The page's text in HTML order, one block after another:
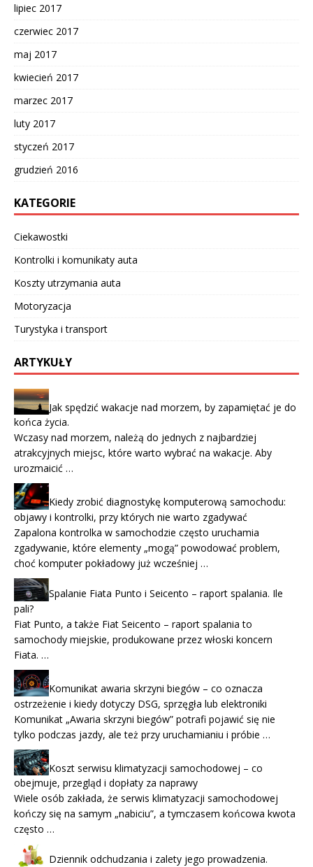
lipiec 2017
czerwiec 2017
maj 2017
kwiecień 2017
marzec 2017
luty 2017
styczeń 2017
grudzień 2016
KATEGORIE
Ciekawostki
Kontrolki i komunikaty auta
Koszty utrzymania auta
Motoryzacja
Turystyka i transport
ARTYKUŁY
Jak spędzić wakacje nad morzem, by zapamiętać je do
końca życia.
Wczasy nad morzem, należą do jednych z najbardziej
atrakcyjnych miejsc, które warto wybrać na wakacje. Aby
urozmaicić …
Kiedy zrobić diagnostykę komputerową samochodu:
objawy i kontrolki, przy których nie warto zgadywać
Zapalona kontrolka w samochodzie często uruchamia
zgadywanie, które elementy „mogą” powodować problem,
choć komputer pokładowy już wcześniej …
Spalanie Fiata Punto i Seicento – raport spalania. Ile
pali?
Fiat Punto, a także Fiat Seicento – raport spalania to
samochody miejskie, produkowane przez włoski koncern
Fiata. …
Komunikat awaria skrzyni biegów – co oznacza
ostrzeżenie i kiedy dotyczy DSG, sprzęgła lub elektroniki
Komunikat „Awaria skrzyni biegów” potrafi pojawić się nie
tylko podczas jazdy, ale też przy uruchamianiu i próbie …
Koszt serwisu klimatyzacji samochodowej – co
obejmuje, przegląd i dopłaty za naprawy
Wiele osób zakłada, że serwis klimatyzacji samochodowej
kończy się na samym „nabiciu”, a tymczasem końcowa kwota
często …
Dziennik odchudzania i zalety jego prowadzenia.